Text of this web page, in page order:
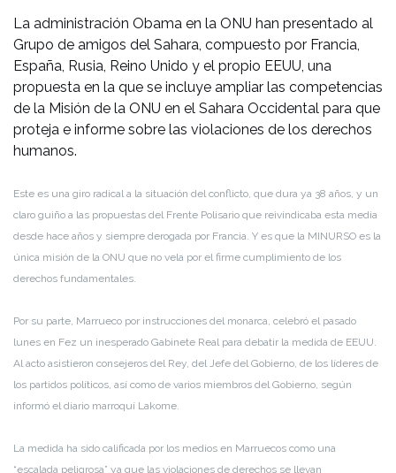
La administración Obama en la ONU han presentado al
Grupo de amigos del Sahara, compuesto por Francia,
España, Rusia, Reino Unido y el propio EEUU, una
propuesta en la que se incluye ampliar las competencias
de la Misión de la ONU en el Sahara Occidental para que
proteja e informe sobre las violaciones de los derechos
humanos.
Este es una giro radical a la situación del conflicto, que dura ya 38 años, y un
claro guiño a las propuestas del Frente Polisario que reivindicaba esta media
desde hace años y siempre derogada por Francia. Y es que la MINURSO es la
única misión de la ONU que no vela por el firme cumplimiento de los
derechos fundamentales.
Por su parte, Marrueco por instrucciones del monarca, celebró el pasado
lunes en Fez un inesperado Gabinete Real para debatir la medida de EEUU.
Al acto asistieron consejeros del Rey, del Jefe del Gobierno, de los líderes de
los partidos políticos, así como de varios miembros del Gobierno, según
informó el diario marroquí Lakome.
La medida ha sido calificada por los medios en Marruecos como una
“escalada peligrosa” ya que las violaciones de derechos se llevan